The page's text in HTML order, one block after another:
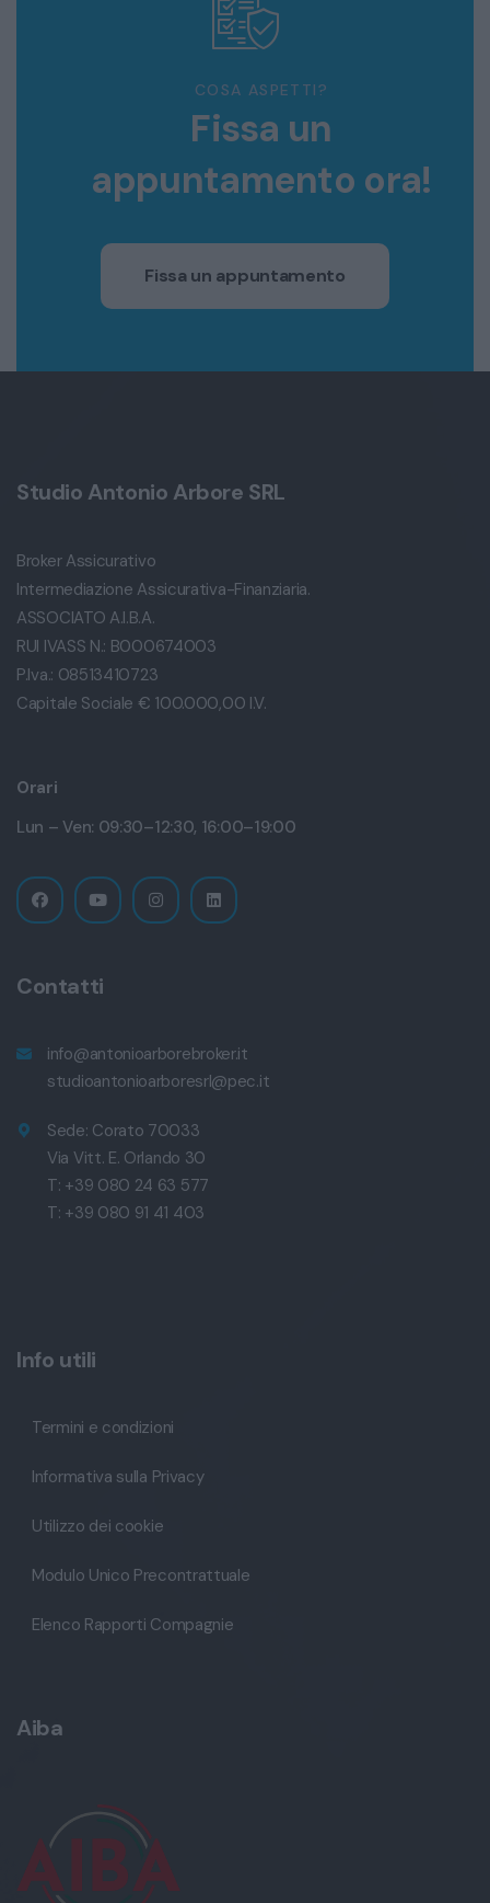
COSA ASPETTI?
Fissa un
appuntamento ora!
Fissa un appuntamento
Studio Antonio Arbore SRL
Broker Assicurativo
Intermediazione Assicurativa-Finanziaria.
ASSOCIATO A.I.B.A.
RUI IVASS N.: B000674003
P.Iva.: 08513410723
Capitale Sociale € 100.000,00 I.V.
Orari
Lun – Ven: 09:30–12:30, 16:00–19:00
Contatti
info@antonioarborebroker.it
studioantonioarboresrl@pec.it
Sede: Corato 70033
Via Vitt. E. Orlando 30
T: +39 080 24 63 577
T: +39 080 91 41 403
Info utili
Termini e condizioni
Informativa sulla Privacy
Utilizzo dei cookie
Modulo Unico Precontrattuale
Elenco Rapporti Compagnie
Aiba